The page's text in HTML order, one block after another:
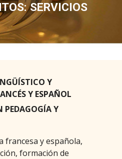
SERVICIOS
Y
Y ESPAÑOL
PEDAGOGÍA Y
francesa y española,
formación de